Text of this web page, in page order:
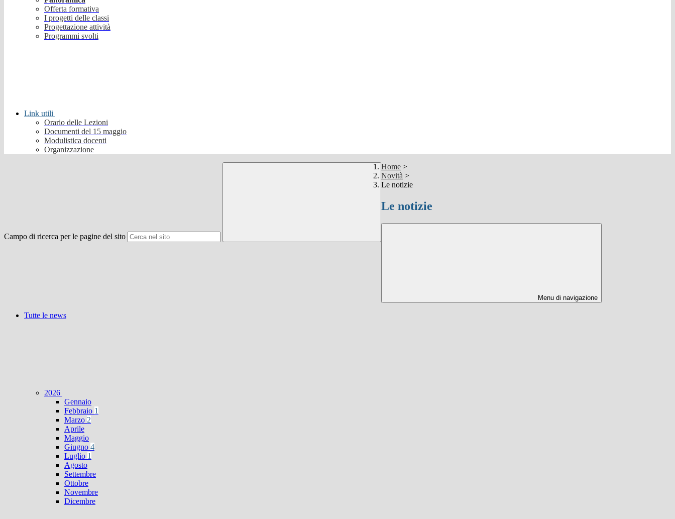
Offerta formativa
I progetti delle classi
Progettazione attività
Programmi svolti
Link utili
Orario delle Lezioni
Documenti del 15 maggio
Modulistica docenti
Organizzazione
Campo di ricerca per le pagine del sito
Home >
Novità >
Le notizie
Le notizie
Menu di navigazione
Tutte le news
2026
Gennaio
Febbraio 1
Marzo 2
Aprile
Maggio
Giugno 4
Luglio 1
Agosto
Settembre
Ottobre
Novembre
Dicembre